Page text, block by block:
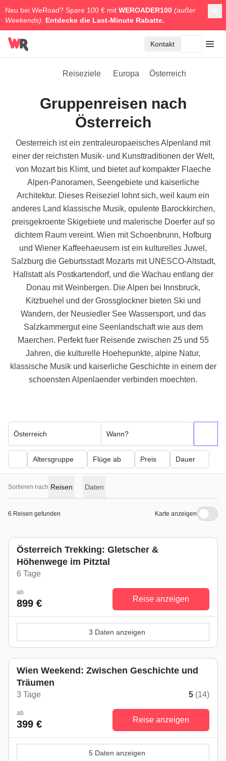
Neu bei WeRoad? Spare 100 € mit WEROADER100 (außer
Weekends).
Entdecke die Last-Minute Rabatte.
Kontakt
Reiseziele Europa Österreich
Gruppenreisen nach
Österreich
Oesterreich ist ein zentraleuropaeisches Alpenland mit
einer der reichsten Musik- und Kunsttraditionen der Welt,
von Mozart bis Klimt, und bietet auf kompakter Flaeche
Alpen-Panoramen, Seengebiete und kaiserliche
Architektur. Dieses Reiseziel lohnt sich, weil kaum ein
anderes Land klassische Musik, opulente Barockkirchen,
preisgekroente Skigebiete und malerische Doerfer auf so
dichtem Raum vereint. Wien mit Schoenbrunn, Hofburg
und Wiener Kaffeehaeusern ist ein kulturelles Juwel,
Salzburg die Geburtsstadt Mozarts mit UNESCO-Altstadt,
Hallstatt als Postkartendorf, und die Wachau entlang der
Donau mit Weinbergen. Die Alpen bei Innsbruck,
Kitzbuehel und der Grossglockner bieten Ski und
Wandern, der Neusiedler See Wassersport, und das
Salzkammergut eine Seenlandschaft wie aus dem
Maerchen. Perfekt fuer Reisende zwischen 25 und 55
Jahren, die kulturelle Hoehepunkte, alpine Natur,
klassische Musik und kaiserliche Geschichte in einem der
schoensten Alpenlaender verbinden moechten.
Österreich Wann?
Altersgruppe Flüge ab Preis Dauer
Sortieren nach Reisen Daten
6 Reisen gefunden Karte anzeigen
Österreich Trekking: Gletscher &
Höhenwege im Pitztal
6 Tage
ab
899 € Reise anzeigen
3 Daten anzeigen
Wien Weekend: Zwischen Geschichte und
Träumen
3 Tage 5 (14)
ab
399 € Reise anzeigen
5 Daten anzeigen